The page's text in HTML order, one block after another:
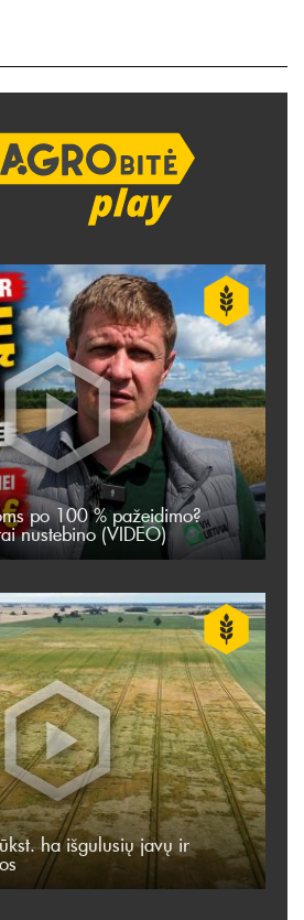
po 100 % pažeidimo?
nustebino (VIDEO)
ha išgulusių javų ir